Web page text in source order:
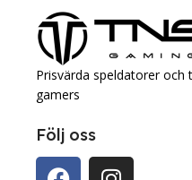
Prisvärda speldatorer och
gamers
Följ oss